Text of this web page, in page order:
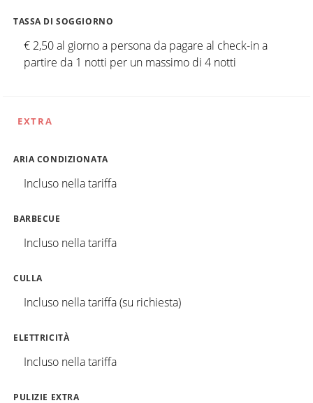
TASSA DI SOGGIORNO
€ 2,50 al giorno a persona da pagare al check-in a
partire da 1 notti per un massimo di 4 notti
EXTRA
ARIA CONDIZIONATA
Incluso nella tariffa
BARBECUE
Incluso nella tariffa
CULLA
Incluso nella tariffa (su richiesta)
ELETTRICITÀ
Incluso nella tariffa
PULIZIE EXTRA